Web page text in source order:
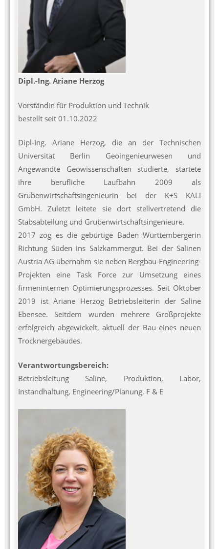
Dipl.-Ing. Ariane Herzog
Vorständin für Produktion und Technik
bestellt seit 01.10.2022
Dipl-Ing. Ariane Herzog, die an der Technischen
Universität Berlin Geoingenieurwesen und
Angewandte Geowissenschaften studierte, startete
ihre berufliche Laufbahn 2009 als
Grubenwirtschaftsingenieurin bei der K+S KALI
GmbH. Zuletzt leitete sie dort stellvertretend die
Stabsabteilung und Grubenwirtschaftsingenieure.
2017 zog es die gebürtige Baden Württembergerin
Richtung Süden ins Salzkammergut. Bei der Salinen
Austria AG übernahm sie neben Bergbau-Engineering-
Projekten eine Task Force zur Umsetzung eines
firmeninternen Optimierungsprozesses. Seit Oktober
2019 ist Ariane Herzog Betriebsleiterin der Saline
Ebensee. Seitdem wurden mehrere Großprojekte
erfolgreich abgewickelt, aktuell der Bau eines neuen
Trocknergebäudes.
Verantwortungsbereich:
Betriebsleitung Saline, Produktion, Labor,
Instandhaltung, Engineering/Planung, F & E